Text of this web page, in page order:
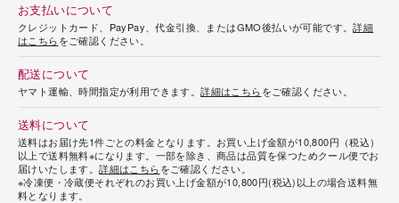
お支払いについて
クレジットカード、PayPay、代金引換、またはGMO後払いが可能です。詳細
はこちらをご確認ください。
配送について
ヤマト運輸、時間指定が利用できます。詳細はこちらをご確認ください。
送料について
送料はお届け先1件ごとの料金となります。お買い上げ金額が10,800円（税込）
以上で送料無料※になります。一部を除き、商品は品質を保つためクール便でお
届けいたします。詳細はこちらをご確認ください。
※冷凍便・冷蔵便それぞれのお買い上げ金額が10,800円(税込)以上の場合送料無
料となります。